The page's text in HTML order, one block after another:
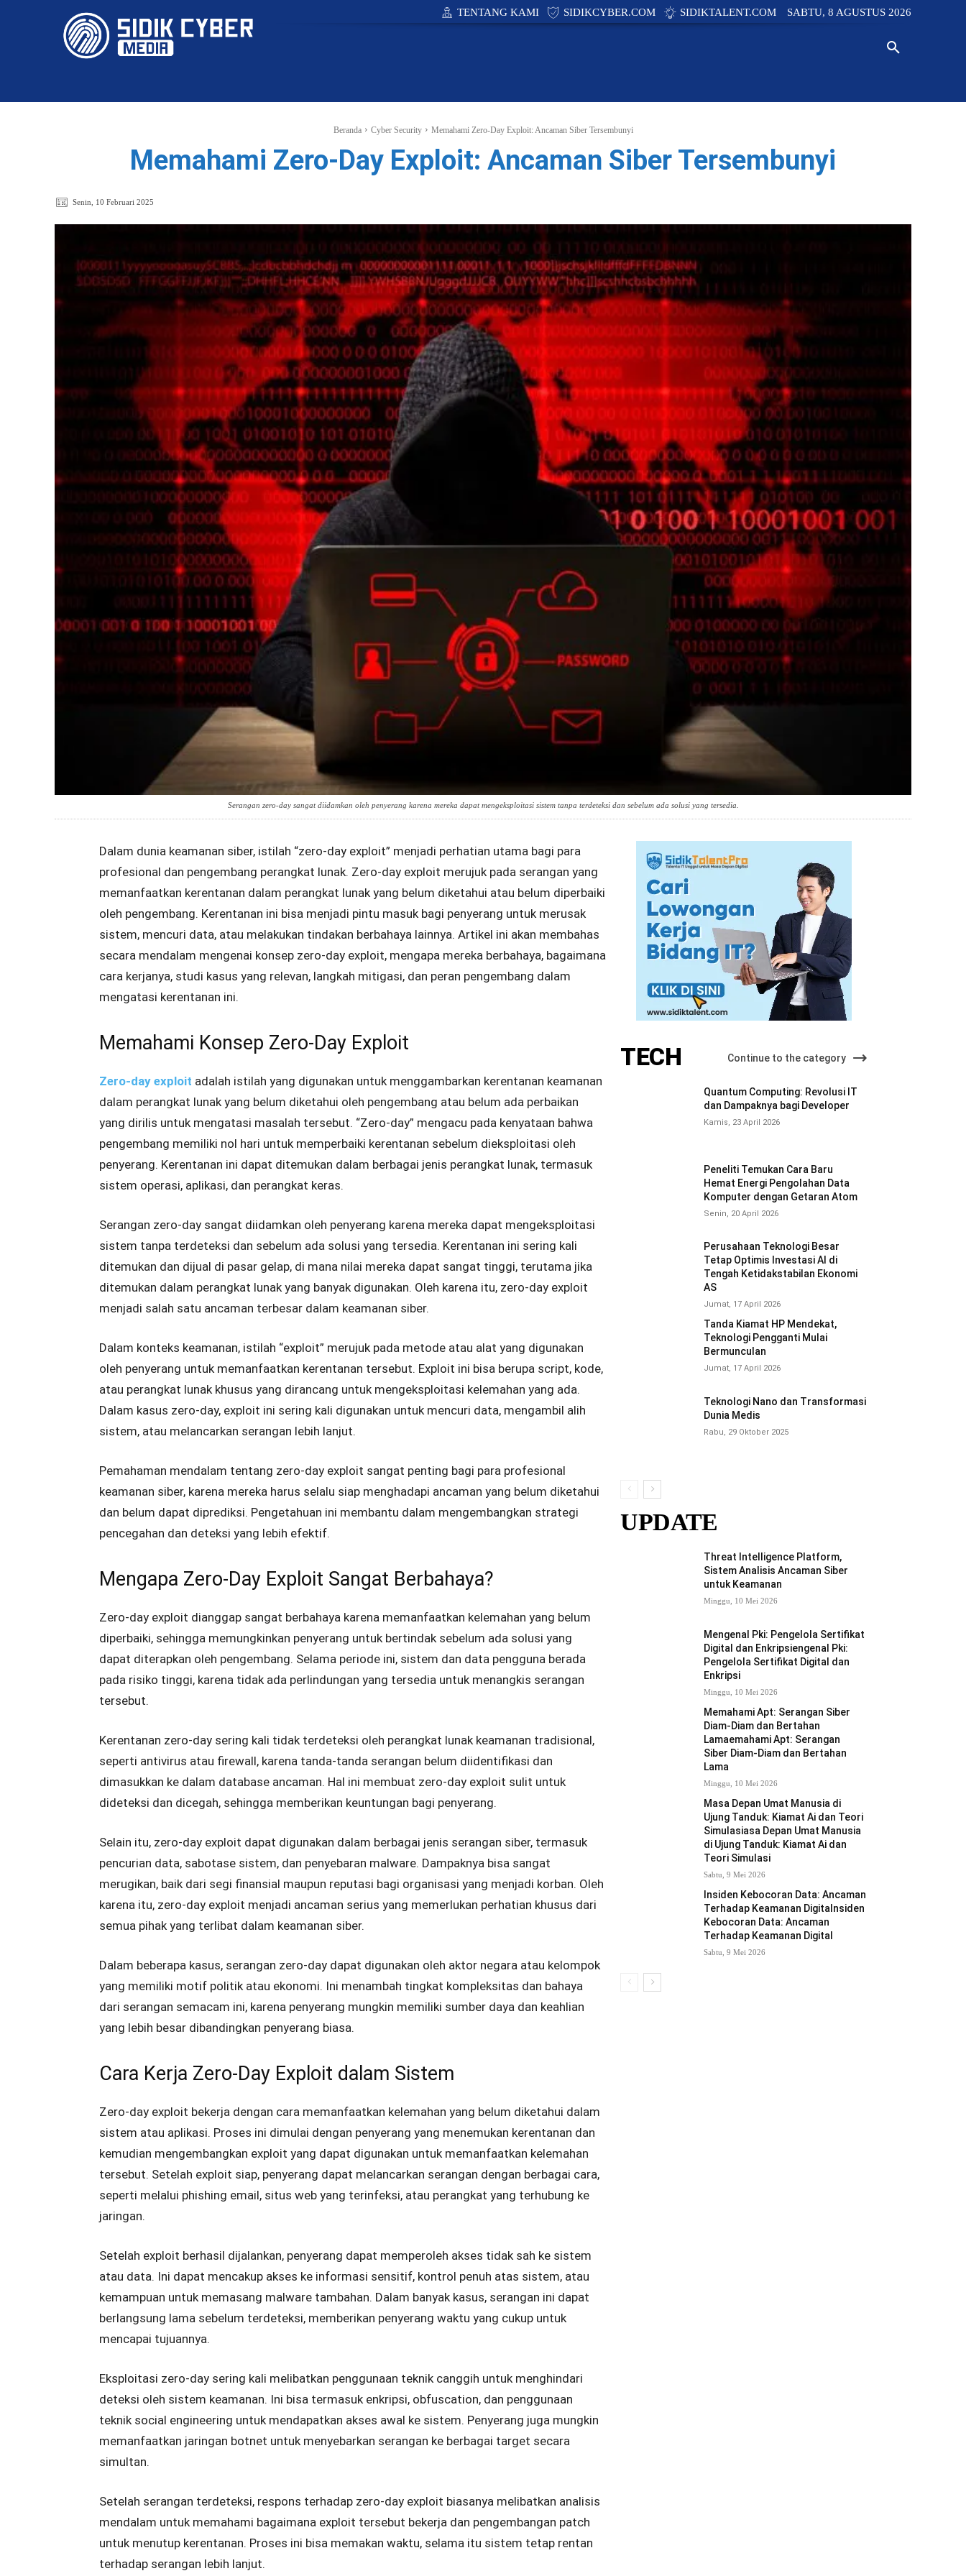
TENTANG KAMI SIDIKCYBER.COM SIDIKTALENT.COM SABTU, 8 AGUSTUS 2026
Beranda Cyber Security Memahami Zero-Day Exploit: Ancaman Siber Tersembunyi
Memahami Zero-Day Exploit: Ancaman Siber Tersembunyi
Senin, 10 Februari 2025
Serangan zero-day sangat diidamkan oleh penyerang karena mereka dapat mengeksploitasi sistem tanpa terdeteksi dan sebelum ada solusi yang tersedia.
Dalam dunia keamanan siber, istilah “zero-day exploit” menjadi perhatian utama bagi para
profesional dan pengembang perangkat lunak. Zero-day exploit merujuk pada serangan yang
memanfaatkan kerentanan dalam perangkat lunak yang belum diketahui atau belum diperbaiki
oleh pengembang. Kerentanan ini bisa menjadi pintu masuk bagi penyerang untuk merusak
sistem, mencuri data, atau melakukan tindakan berbahaya lainnya. Artikel ini akan membahas
secara mendalam mengenai konsep zero-day exploit, mengapa mereka berbahaya, bagaimana
cara kerjanya, studi kasus yang relevan, langkah mitigasi, dan peran pengembang dalam
mengatasi kerentanan ini.
Memahami Konsep Zero-Day Exploit
Zero-day exploit adalah istilah yang digunakan untuk menggambarkan kerentanan keamanan
dalam perangkat lunak yang belum diketahui oleh pengembang atau belum ada perbaikan
yang dirilis untuk mengatasi masalah tersebut. “Zero-day” mengacu pada kenyataan bahwa
pengembang memiliki nol hari untuk memperbaiki kerentanan sebelum dieksploitasi oleh
penyerang. Kerentanan ini dapat ditemukan dalam berbagai jenis perangkat lunak, termasuk
sistem operasi, aplikasi, dan perangkat keras.
Serangan zero-day sangat diidamkan oleh penyerang karena mereka dapat mengeksploitasi
sistem tanpa terdeteksi dan sebelum ada solusi yang tersedia. Kerentanan ini sering kali
ditemukan dan dijual di pasar gelap, di mana nilai mereka dapat sangat tinggi, terutama jika
ditemukan dalam perangkat lunak yang banyak digunakan. Oleh karena itu, zero-day exploit
menjadi salah satu ancaman terbesar dalam keamanan siber.
Dalam konteks keamanan, istilah “exploit” merujuk pada metode atau alat yang digunakan
oleh penyerang untuk memanfaatkan kerentanan tersebut. Exploit ini bisa berupa script, kode,
atau perangkat lunak khusus yang dirancang untuk mengeksploitasi kelemahan yang ada.
Dalam kasus zero-day, exploit ini sering kali digunakan untuk mencuri data, mengambil alih
sistem, atau melancarkan serangan lebih lanjut.
Pemahaman mendalam tentang zero-day exploit sangat penting bagi para profesional
keamanan siber, karena mereka harus selalu siap menghadapi ancaman yang belum diketahui
dan belum dapat diprediksi. Pengetahuan ini membantu dalam mengembangkan strategi
pencegahan dan deteksi yang lebih efektif.
Mengapa Zero-Day Exploit Sangat Berbahaya?
Zero-day exploit dianggap sangat berbahaya karena memanfaatkan kelemahan yang belum
diperbaiki, sehingga memungkinkan penyerang untuk bertindak sebelum ada solusi yang
dapat diterapkan oleh pengembang. Selama periode ini, sistem dan data pengguna berada
pada risiko tinggi, karena tidak ada perlindungan yang tersedia untuk menangkis serangan
tersebut.
Kerentanan zero-day sering kali tidak terdeteksi oleh perangkat lunak keamanan tradisional,
seperti antivirus atau firewall, karena tanda-tanda serangan belum diidentifikasi dan
dimasukkan ke dalam database ancaman. Hal ini membuat zero-day exploit sulit untuk
dideteksi dan dicegah, sehingga memberikan keuntungan bagi penyerang.
Selain itu, zero-day exploit dapat digunakan dalam berbagai jenis serangan siber, termasuk
pencurian data, sabotase sistem, dan penyebaran malware. Dampaknya bisa sangat
merugikan, baik dari segi finansial maupun reputasi bagi organisasi yang menjadi korban. Oleh
karena itu, zero-day exploit menjadi ancaman serius yang memerlukan perhatian khusus dari
semua pihak yang terlibat dalam keamanan siber.
Dalam beberapa kasus, serangan zero-day dapat digunakan oleh aktor negara atau kelompok
yang memiliki motif politik atau ekonomi. Ini menambah tingkat kompleksitas dan bahaya
dari serangan semacam ini, karena penyerang mungkin memiliki sumber daya dan keahlian
yang lebih besar dibandingkan penyerang biasa.
Cara Kerja Zero-Day Exploit dalam Sistem
Zero-day exploit bekerja dengan cara memanfaatkan kelemahan yang belum diketahui dalam
sistem atau aplikasi. Proses ini dimulai dengan penyerang yang menemukan kerentanan dan
kemudian mengembangkan exploit yang dapat digunakan untuk memanfaatkan kelemahan
tersebut. Setelah exploit siap, penyerang dapat melancarkan serangan dengan berbagai cara,
seperti melalui phishing email, situs web yang terinfeksi, atau perangkat yang terhubung ke
jaringan.
Setelah exploit berhasil dijalankan, penyerang dapat memperoleh akses tidak sah ke sistem
atau data. Ini dapat mencakup akses ke informasi sensitif, kontrol penuh atas sistem, atau
kemampuan untuk memasang malware tambahan. Dalam banyak kasus, serangan ini dapat
berlangsung lama sebelum terdeteksi, memberikan penyerang waktu yang cukup untuk
mencapai tujuannya.
Eksploitasi zero-day sering kali melibatkan penggunaan teknik canggih untuk menghindari
deteksi oleh sistem keamanan. Ini bisa termasuk enkripsi, obfuscation, dan penggunaan
teknik social engineering untuk mendapatkan akses awal ke sistem. Penyerang juga mungkin
memanfaatkan jaringan botnet untuk menyebarkan serangan ke berbagai target secara
simultan.
Setelah serangan terdeteksi, respons terhadap zero-day exploit biasanya melibatkan analisis
mendalam untuk memahami bagaimana exploit tersebut bekerja dan pengembangan patch
untuk menutup kerentanan. Proses ini bisa memakan waktu, selama itu sistem tetap rentan
terhadap serangan lebih lanjut.
TECH Continue to the category
Quantum Computing: Revolusi IT
dan Dampaknya bagi Developer
Kamis, 23 April 2026
Peneliti Temukan Cara Baru
Hemat Energi Pengolahan Data
Komputer dengan Getaran Atom
Senin, 20 April 2026
Perusahaan Teknologi Besar
Tetap Optimis Investasi AI di
Tengah Ketidakstabilan Ekonomi
AS
Jumat, 17 April 2026
Tanda Kiamat HP Mendekat,
Teknologi Pengganti Mulai
Bermunculan
Jumat, 17 April 2026
Teknologi Nano dan Transformasi
Dunia Medis
Rabu, 29 Oktober 2025
UPDATE
Threat Intelligence Platform,
Sistem Analisis Ancaman Siber
untuk Keamanan
Minggu, 10 Mei 2026
Mengenal Pki: Pengelola Sertifikat
Digital dan Enkripsiengenal Pki:
Pengelola Sertifikat Digital dan
Enkripsi
Minggu, 10 Mei 2026
Memahami Apt: Serangan Siber
Diam-Diam dan Bertahan
Lamaemahami Apt: Serangan
Siber Diam-Diam dan Bertahan
Lama
Minggu, 10 Mei 2026
Masa Depan Umat Manusia di
Ujung Tanduk: Kiamat Ai dan Teori
Simulasiasa Depan Umat Manusia
di Ujung Tanduk: Kiamat Ai dan
Teori Simulasi
Sabtu, 9 Mei 2026
Insiden Kebocoran Data: Ancaman
Terhadap Keamanan Digitalnsiden
Kebocoran Data: Ancaman
Terhadap Keamanan Digital
Sabtu, 9 Mei 2026